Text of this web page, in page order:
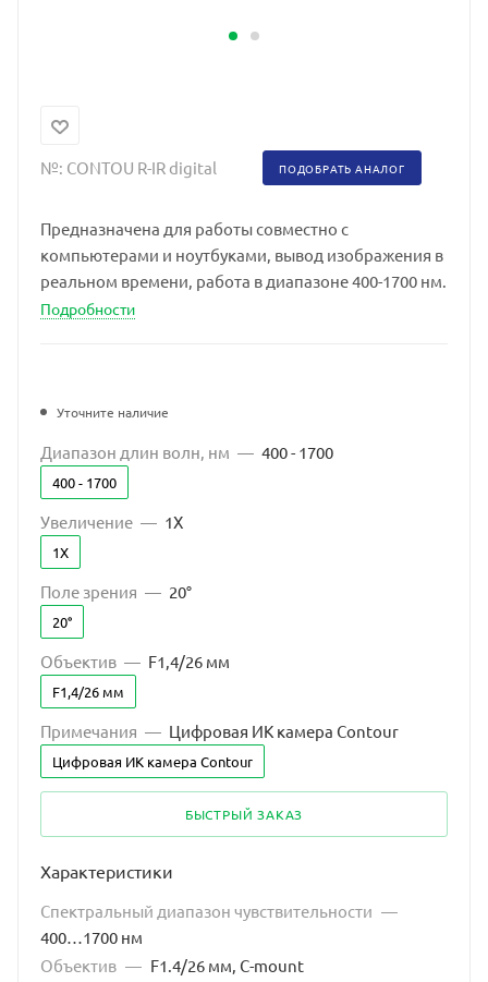
№: CONTOU R-IR digital ПОДОБРАТЬ АНАЛОГ
Предназначена для работы совместно с
компьютерами и ноутбуками, вывод изображения в
реальном времени, работа в диапазоне 400-1700 нм.
Подробности
Уточните наличие
Диапазон длин волн, нм — 400 - 1700
400 - 1700
Увеличение — 1X
1X
Поле зрения — 20°
20°
Объектив — F1,4/26 мм
F1,4/26 мм
Примечания — Цифровая ИК камера Contour
Цифровая ИК камера Contour
БЫСТРЫЙ ЗАКАЗ
Характеристики
Спектральный диапазон чувствительности —
400…1700 нм
Объектив — F1.4/26 мм, C-mount